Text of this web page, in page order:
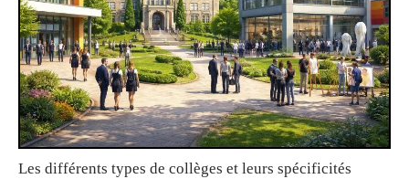
Les différents types de collèges et leurs spécificités